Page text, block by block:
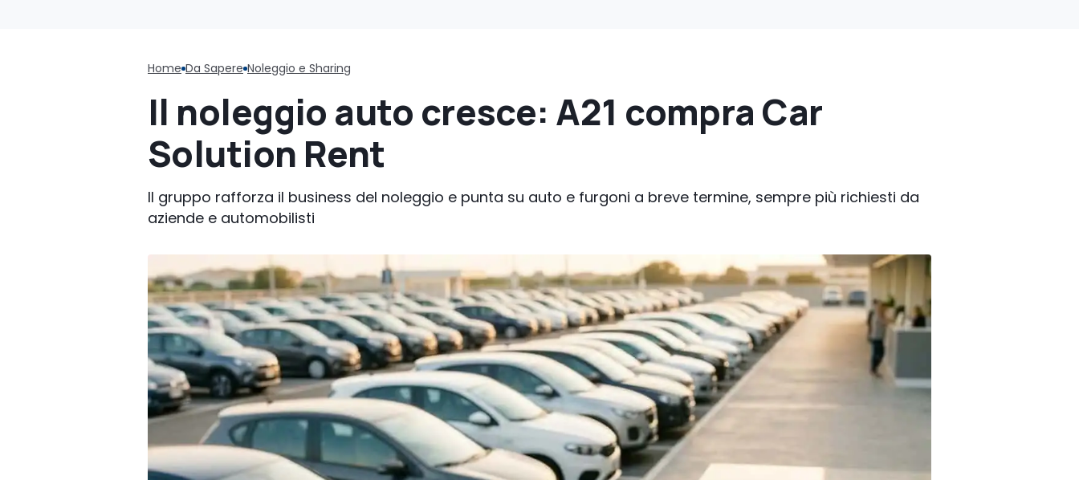
Home Da Sapere Noleggio e Sharing
Il noleggio auto cresce: A21 compra Car
Solution Rent
Il gruppo rafforza il business del noleggio e punta su auto e furgoni a breve termine, sempre più richiesti da
aziende e automobilisti